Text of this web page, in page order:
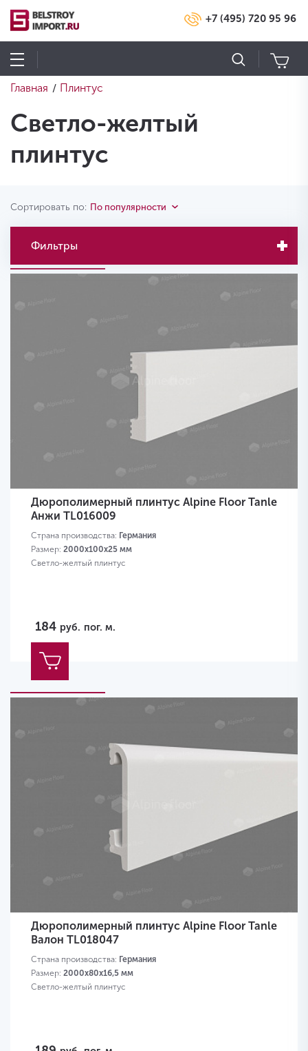
+7 (495) 720 95 96
Главная / Плинтус
Светло-желтый
плинтус
Сортировать по: По популярности
Фильтры
Дюрополимерный плинтус Alpine Floor Tanle
Анжи TL016009
Страна производства: Германия
Размер: 2000х100x25 мм
Светло-желтый плинтус
184 руб. пог. м.
Дюрополимерный плинтус Alpine Floor Tanle
Валон TL018047
Страна производства: Германия
Размер: 2000х80x16,5 мм
Светло-желтый плинтус